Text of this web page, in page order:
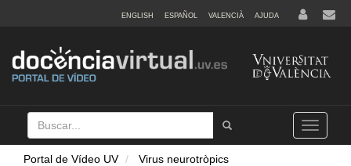
ENGLISH ESPAÑOL VALENCIÀ AJUDA
Buscar
Tramet
Toggle
navigation
Portal de Vídeo UV Virus neurotròpics